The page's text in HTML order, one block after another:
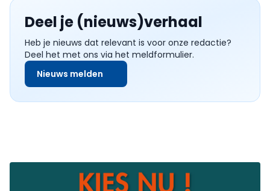
Deel je (nieuws)verhaal
Heb je nieuws dat relevant is voor onze redactie?
Deel het met ons via het meldformulier.
Nieuws melden